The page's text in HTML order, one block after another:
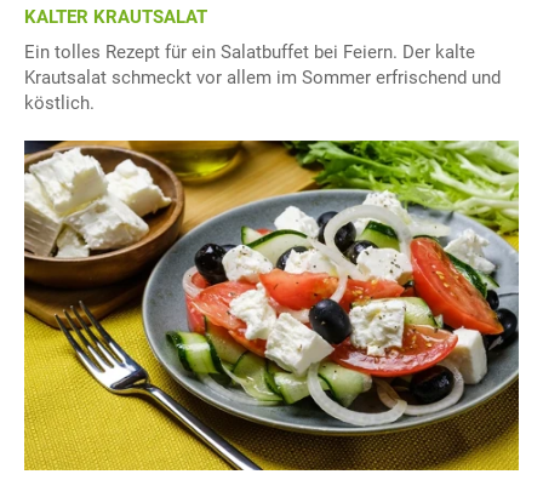
KALTER KRAUTSALAT
Ein tolles Rezept für ein Salatbuffet bei Feiern. Der kalte
Krautsalat schmeckt vor allem im Sommer erfrischend und
köstlich.